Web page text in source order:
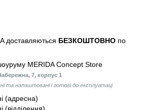
доставляються БЕЗКОШТОВНО по
MERIDA Concept Store
7, корпус 1
та налаштовані і готові до експлуатаці
(адресна)